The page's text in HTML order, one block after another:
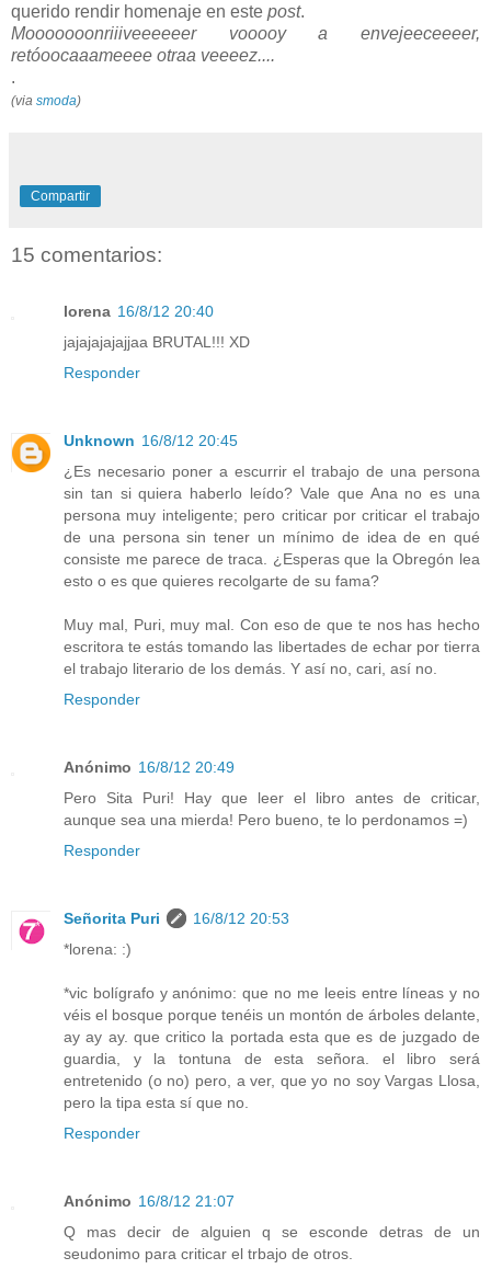
querido rendir homenaje en este post.
Mooooooonriiiveeeeeer vooooy a envejeeceeeer,
retóoocaaameeee otraa veeeez....
.
(via smoda)
Compartir
15 comentarios:
lorena 16/8/12 20:40
jajajajajajjaa BRUTAL!!! XD
Responder
Unknown 16/8/12 20:45
¿Es necesario poner a escurrir el trabajo de una persona
sin tan si quiera haberlo leído? Vale que Ana no es una
persona muy inteligente; pero criticar por criticar el trabajo
de una persona sin tener un mínimo de idea de en qué
consiste me parece de traca. ¿Esperas que la Obregón lea
esto o es que quieres recolgarte de su fama?
Muy mal, Puri, muy mal. Con eso de que te nos has hecho
escritora te estás tomando las libertades de echar por tierra
el trabajo literario de los demás. Y así no, cari, así no.
Responder
Anónimo 16/8/12 20:49
Pero Sita Puri! Hay que leer el libro antes de criticar,
aunque sea una mierda! Pero bueno, te lo perdonamos =)
Responder
Señorita Puri
16/8/12 20:53
*lorena: :)
*vic bolígrafo y anónimo: que no me leeis entre líneas y no
véis el bosque porque tenéis un montón de árboles delante,
ay ay ay. que critico la portada esta que es de juzgado de
guardia, y la tontuna de esta señora. el libro será
entretenido (o no) pero, a ver, que yo no soy Vargas Llosa,
pero la tipa esta sí que no.
Responder
Anónimo 16/8/12 21:07
Q mas decir de alguien q se esconde detras de un
seudonimo para criticar el trbajo de otros.